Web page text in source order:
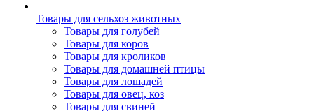
Товары для сельхоз животных
Товары для голубей
Товары для коров
Товары для кроликов
Товары для домашней птицы
Товары для лошадей
Товары для овец, коз
Товары для свиней